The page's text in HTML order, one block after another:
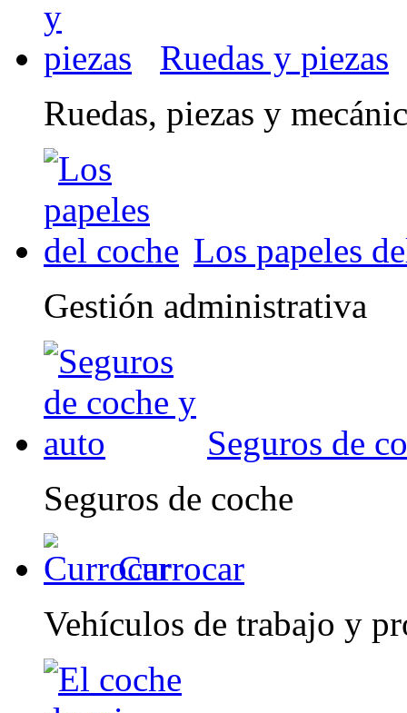
Ruedas y piezas
Ruedas, piezas y
Los papeles
Gestión administrativa
Seguros de
Seguros de coche
Currocar
Vehículos de trabajo y